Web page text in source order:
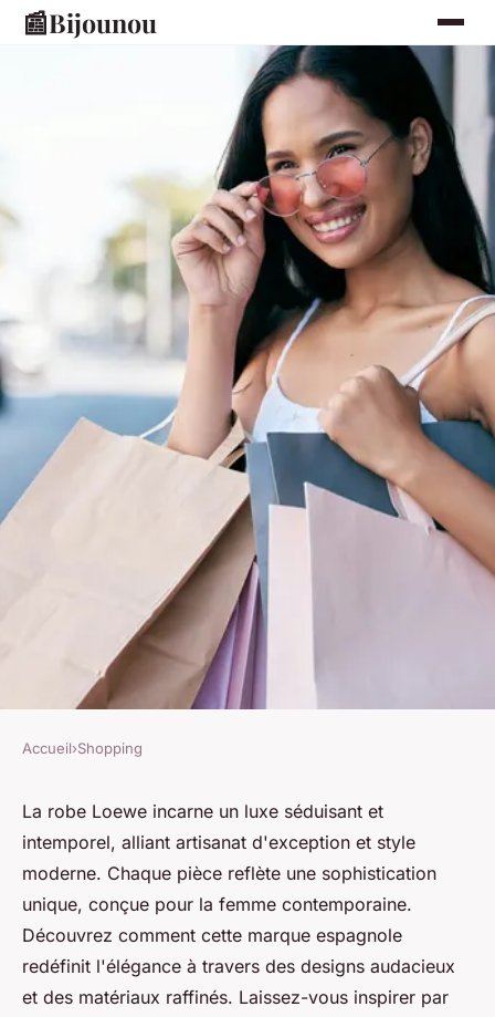
📰Bijounou
SHOPPING
Robe loewe : découvrez
l'élégance du luxe pour femme
admin• 9 novembre 2024 •10 min de lecture
Accueil›Shopping
La robe Loewe incarne un luxe séduisant et
intemporel, alliant artisanat d'exception et style
moderne. Chaque pièce reflète une sophistication
unique, conçue pour la femme contemporaine.
Découvrez comment cette marque espagnole
redéfinit l'élégance à travers des designs audacieux
et des matériaux raffinés. Laissez-vous inspirer par